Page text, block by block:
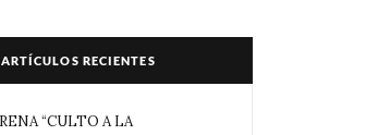
ARTÍCULOS RECIENTES
“CULTO A LA